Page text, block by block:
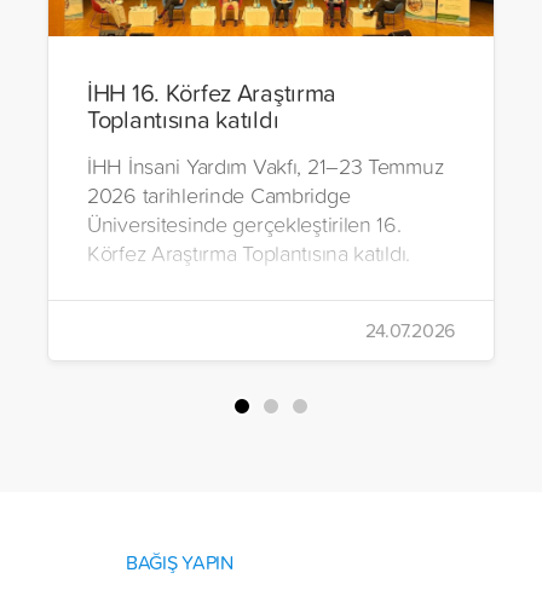
İHH 16. Körfez Araştırma
Toplantısına katıldı
İHH İnsani Yardım Vakfı, 21–23 Temmuz
2026 tarihlerinde Cambridge
Üniversitesinde gerçekleştirilen 16.
Körfez Araştırma Toplantısına katıldı.
24.07.2026
BAĞIŞ YAPIN